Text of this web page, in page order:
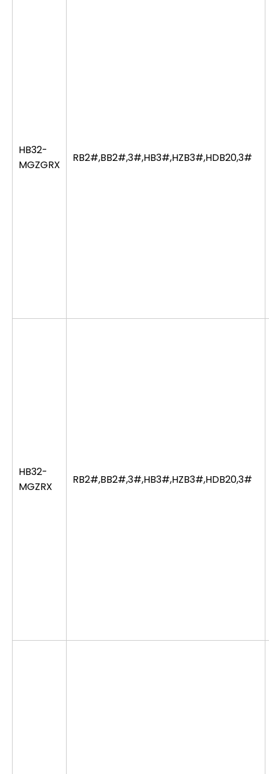
HB32-
MGZGRX
RB2#,BB2#,3#,HB3#,HZB3#,HDB20,3#
HB32-
MGZRX
RB2#,BB2#,3#,HB3#,HZB3#,HDB20,3#